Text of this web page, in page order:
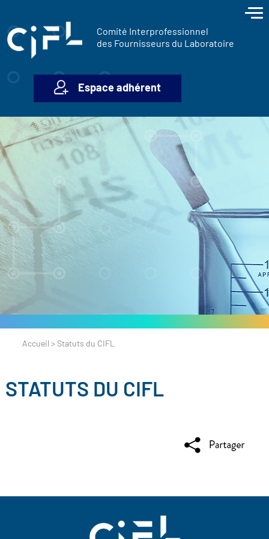
Comité Interprofessionnel
des Fournisseurs du Laboratoire
Espace adhérent
Accueil > Statuts du CIFL
STATUTS DU CIFL